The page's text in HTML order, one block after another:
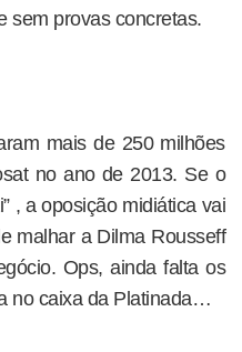
sem provas concretas.
mais de 250 milhões
no ano de 2013. Se o
, a oposição midiática vai
malhar a Dilma Rousseff
Ops, ainda falta os
no caixa da Platinada…